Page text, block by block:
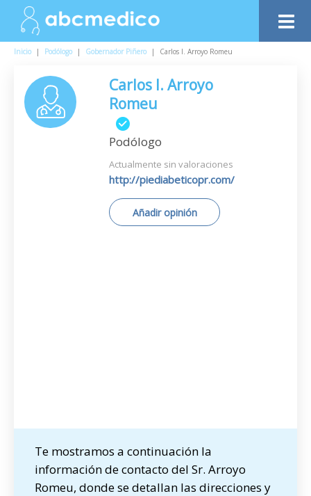
Inicio | Podólogo | Gobernador Piñero | Carlos I. Arroyo Romeu
Carlos I. Arroyo
Romeu
Podólogo
Actualmente sin valoraciones
http://piediabeticopr.com/
Añadir opinión
Te mostramos a continuación la
información de contacto del Sr. Arroyo
Romeu, donde se detallan las direcciones y